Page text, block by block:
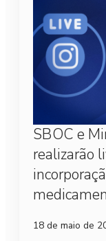
SBOC e
realizarão
18 de maio de